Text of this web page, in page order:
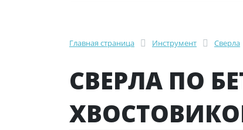
Главная страница Инструмент Сверла
СВЕРЛА ПО